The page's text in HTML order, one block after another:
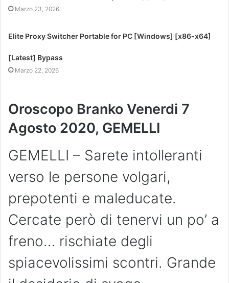
Marzo 23, 2026
Elite Proxy Switcher Portable for PC [Windows] [x86-x64]
[Latest] Bypass
Marzo 22, 2026
Oroscopo Branko Venerdi 7
Agosto 2020, GEMELLI
GEMELLI – Sarete intolleranti
verso le persone volgari,
prepotenti e maleducate.
Cercate però di tenervi un po’ a
freno… rischiate degli
spiacevolissimi scontri. Grande